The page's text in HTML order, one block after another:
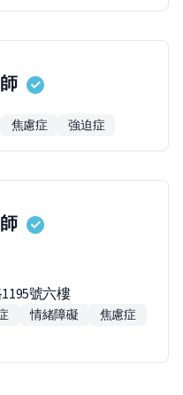
焦慮症 強迫症
號六樓
情緒障礙
焦慮症